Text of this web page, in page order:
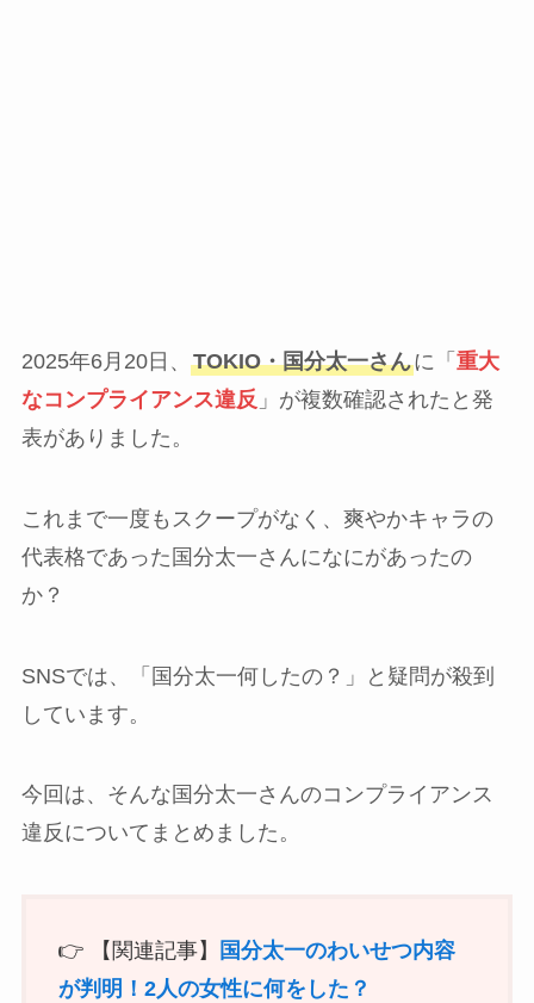
2025年6月20日、 TOKIO・国分太一さんに「 重大
なコンプライアンス違反 」が複数確認されたと発
表がありました。
これまで一度もスクープがなく、爽やかキャラの
代表格であった国分太一さんになにがあったの
か？
SNSでは、「国分太一何したの？」と疑問が殺到
しています。
今回は、そんな国分太一さんのコンプライアンス
違反についてまとめました。
👉 【関連記事】
国分太一のわいせつ内容
が判明！2人の女性に何をした？